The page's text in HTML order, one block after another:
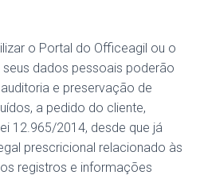
o Portal do Officeagil ou o
dados pessoais poderão
e preservação de
a pedido do cliente,
12.965/2014, desde que já
prescricional relacionado às
registros e informações